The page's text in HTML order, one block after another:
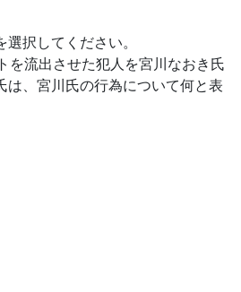
択してください。
を流出させた犯人を宮川なおき氏
は、宮川氏の行為について何と表